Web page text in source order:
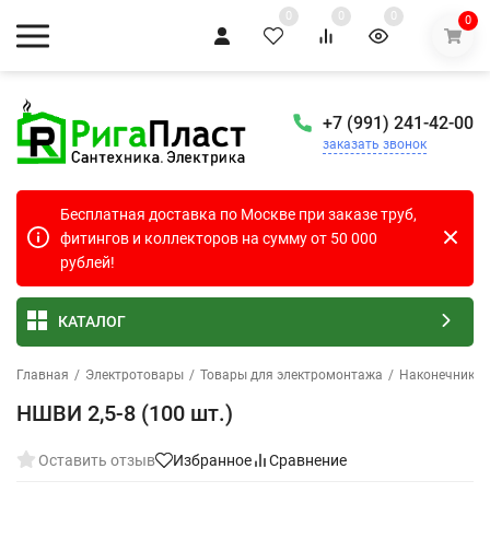
0 0 0 0
+7 (991) 241-42-00
заказать звонок
Бесплатная доставка по Москве при заказе труб,
фитингов и коллекторов на сумму от 50 000
рублей!
КАТАЛОГ
Главная / Электротовары / Товары для электромонтажа /
НШВИ 2,5-8 (100 шт.)
Оставить отзыв Избранное Сравнение